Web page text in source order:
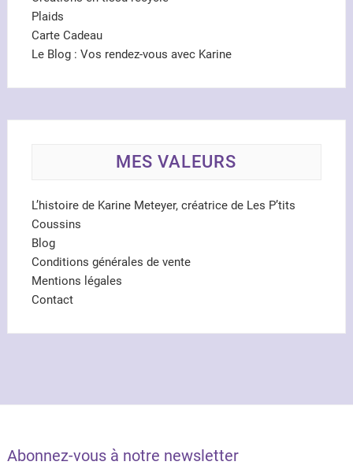
Plaids
Carte Cadeau
Le Blog : Vos rendez-vous avec Karine
MES VALEURS
L’histoire de Karine Meteyer, créatrice de Les P’tits
Coussins
Blog
Conditions générales de vente
Mentions légales
Contact
Abonnez-vous à notre newsletter